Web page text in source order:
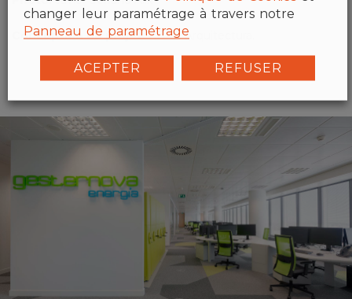
Conception du projet:CBRE Arquitectura.
changer leur paramétrage à travers notre
Panneau de paramétrage
ACEPTER REFUSER